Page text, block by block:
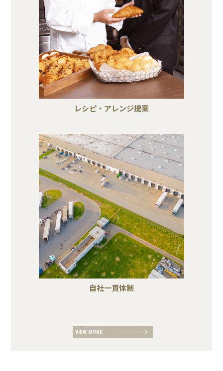
レシピ・アレンジ提案
自社一貫体制
VIEW MORE